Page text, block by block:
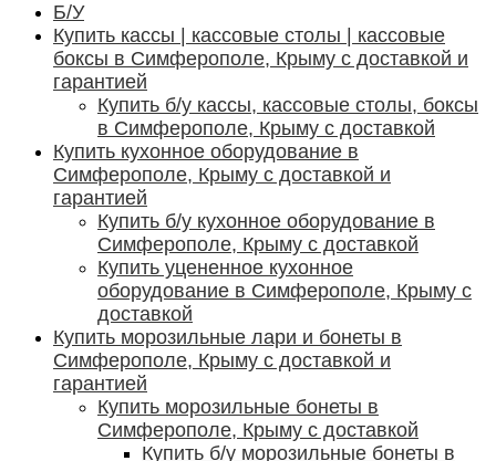
Б/У
Купить кассы | кассовые столы | кассовые
боксы в Симферополе, Крыму с доставкой и
гарантией
Купить б/у кассы, кассовые столы, боксы
в Симферополе, Крыму с доставкой
Купить кухонное оборудование в
Симферополе, Крыму с доставкой и
гарантией
Купить б/у кухонное оборудование в
Симферополе, Крыму с доставкой
Купить уцененное кухонное
оборудование в Симферополе, Крыму с
доставкой
Купить морозильные лари и бонеты в
Симферополе, Крыму с доставкой и
гарантией
Купить морозильные бонеты в
Симферополе, Крыму с доставкой
Купить б/у морозильные бонеты в